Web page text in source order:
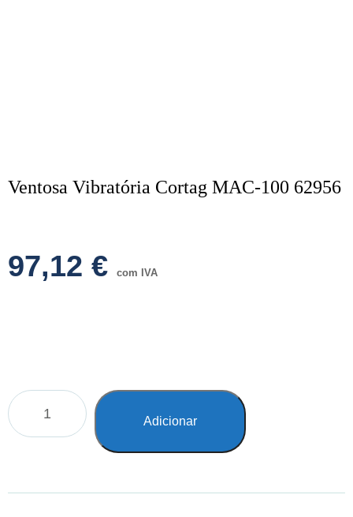
Ventosa Vibratória Cortag MAC-100 62956
97,12 € com IVA
Adicionar